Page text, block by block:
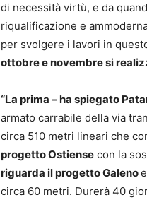
di necessità virtù, e da
riqualificazione e
per svolgere i lavori in
ottobre e novembre si
“La prima – ha spiegato
armato carrabile della via
circa 510 metri lineari che
progetto Ostiense con la
riguarda il progetto Galeno
circa 60 metri. Durerà 40